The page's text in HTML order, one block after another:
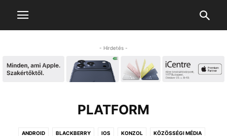
- Hirdetés -
PLATFORM
ANDROID BLACKBERRY IOS KONZOL KÖZÖSSÉGI MÉDIA